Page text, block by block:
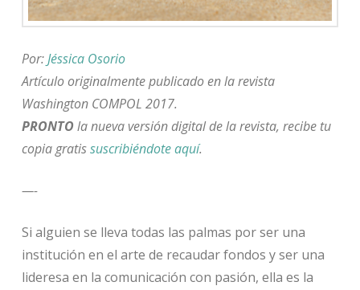
Por:Jéssica Osorio
Artículo originalmente publicado en la revista
Washington COMPOL 2017.
PRONTO la nueva versión digital de la revista, recibe tu
copia gratissuscribiéndote aquí.
—-
Si alguien se lleva todas las palmas por ser una
institución en el arte de recaudar fondos y ser una
lideresa en la comunicación con pasión, ella es la